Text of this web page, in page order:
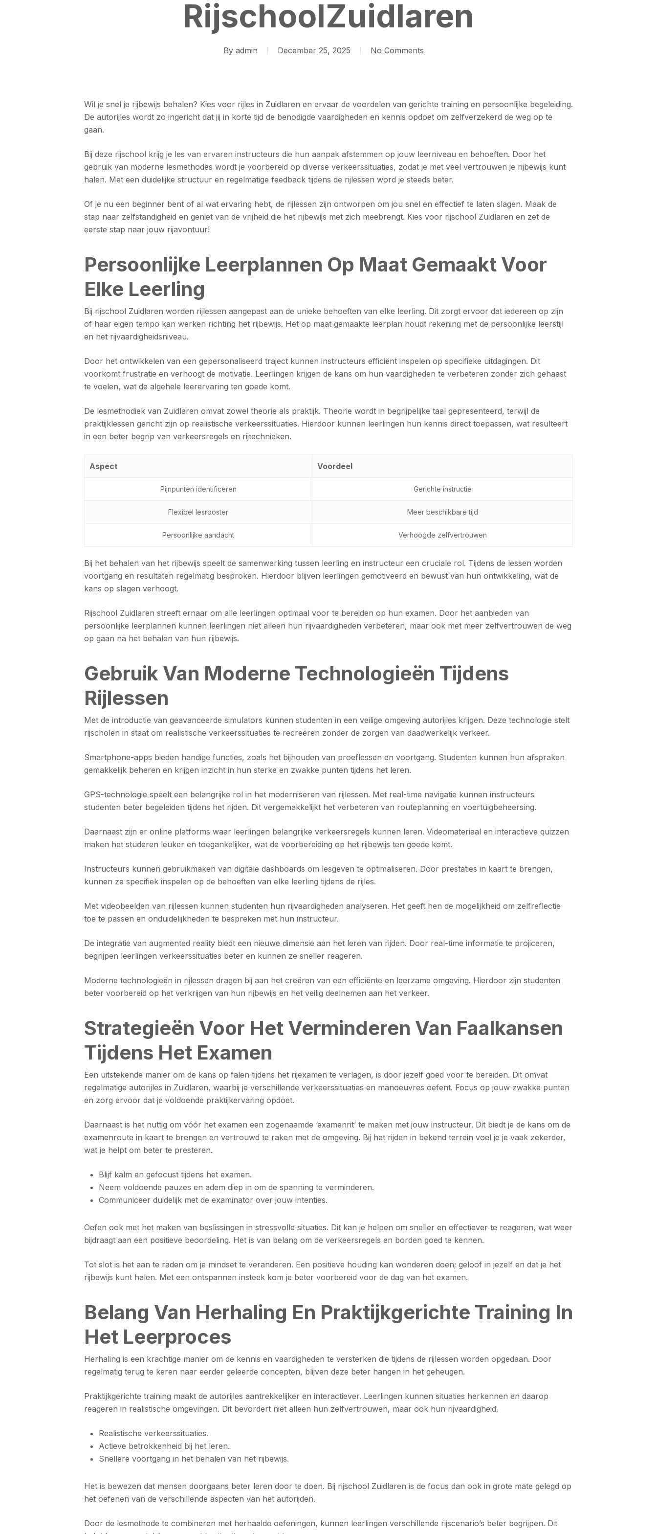
RijschoolZuidlaren
By admin December 25, 2025 No Comments
Wil je snel je rijbewijs behalen? Kies voor rijles in Zuidlaren en ervaar de voordelen van gerichte training en persoonlijke begeleiding.
De autorijles wordt zo ingericht dat jij in korte tijd de benodigde vaardigheden en kennis opdoet om zelfverzekerd de weg op te
gaan.
Bij deze rijschool krijg je les van ervaren instructeurs die hun aanpak afstemmen op jouw leerniveau en behoeften. Door het
gebruik van moderne lesmethodes wordt je voorbereid op diverse verkeerssituaties, zodat je met veel vertrouwen je rijbewijs kunt
halen. Met een duidelijke structuur en regelmatige feedback tijdens de rijlessen word je steeds beter.
Of je nu een beginner bent of al wat ervaring hebt, de rijlessen zijn ontworpen om jou snel en effectief te laten slagen. Maak de
stap naar zelfstandigheid en geniet van de vrijheid die het rijbewijs met zich meebrengt. Kies voor rijschool Zuidlaren en zet de
eerste stap naar jouw rijavontuur!
Persoonlijke Leerplannen Op Maat Gemaakt Voor
Elke Leerling
Bij rijschool Zuidlaren worden rijlessen aangepast aan de unieke behoeften van elke leerling. Dit zorgt ervoor dat iedereen op zijn
of haar eigen tempo kan werken richting het rijbewijs. Het op maat gemaakte leerplan houdt rekening met de persoonlijke leerstijl
en het rijvaardigheidsniveau.
Door het ontwikkelen van een gepersonaliseerd traject kunnen instructeurs efficiënt inspelen op specifieke uitdagingen. Dit
voorkomt frustratie en verhoogt de motivatie. Leerlingen krijgen de kans om hun vaardigheden te verbeteren zonder zich gehaast
te voelen, wat de algehele leerervaring ten goede komt.
De lesmethodiek van Zuidlaren omvat zowel theorie als praktijk. Theorie wordt in begrijpelijke taal gepresenteerd, terwijl de
praktijklessen gericht zijn op realistische verkeerssituaties. Hierdoor kunnen leerlingen hun kennis direct toepassen, wat resulteert
in een beter begrip van verkeersregels en rijtechnieken.
Aspect Voordeel
Pijnpunten identificeren Gerichte instructie
Flexibel lesrooster Meer beschikbare tijd
Persoonlijke aandacht Verhoogde zelfvertrouwen
Bij het behalen van het rijbewijs speelt de samenwerking tussen leerling en instructeur een cruciale rol. Tijdens de lessen worden
voortgang en resultaten regelmatig besproken. Hierdoor blijven leerlingen gemotiveerd en bewust van hun ontwikkeling, wat de
kans op slagen verhoogt.
Rijschool Zuidlaren streeft ernaar om alle leerlingen optimaal voor te bereiden op hun examen. Door het aanbieden van
persoonlijke leerplannen kunnen leerlingen niet alleen hun rijvaardigheden verbeteren, maar ook met meer zelfvertrouwen de weg
op gaan na het behalen van hun rijbewijs.
Gebruik Van Moderne Technologieën Tijdens
Rijlessen
Met de introductie van geavanceerde simulators kunnen studenten in een veilige omgeving autorijles krijgen. Deze technologie stelt
rijscholen in staat om realistische verkeerssituaties te recreëren zonder de zorgen van daadwerkelijk verkeer.
Smartphone-apps bieden handige functies, zoals het bijhouden van proeflessen en voortgang. Studenten kunnen hun afspraken
gemakkelijk beheren en krijgen inzicht in hun sterke en zwakke punten tijdens het leren.
GPS-technologie speelt een belangrijke rol in het moderniseren van rijlessen. Met real-time navigatie kunnen instructeurs
studenten beter begeleiden tijdens het rijden. Dit vergemakkelijkt het verbeteren van routeplanning en voertuigbeheersing.
Daarnaast zijn er online platforms waar leerlingen belangrijke verkeersregels kunnen leren. Videomateriaal en interactieve quizzen
maken het studeren leuker en toegankelijker, wat de voorbereiding op het rijbewijs ten goede komt.
Instructeurs kunnen gebruikmaken van digitale dashboards om lesgeven te optimaliseren. Door prestaties in kaart te brengen,
kunnen ze specifiek inspelen op de behoeften van elke leerling tijdens de rijles.
Met videobeelden van rijlessen kunnen studenten hun rijvaardigheden analyseren. Het geeft hen de mogelijkheid om zelfreflectie
toe te passen en onduidelijkheden te bespreken met hun instructeur.
De integratie van augmented reality biedt een nieuwe dimensie aan het leren van rijden. Door real-time informatie te projiceren,
begrijpen leerlingen verkeerssituaties beter en kunnen ze sneller reageren.
Moderne technologieën in rijlessen dragen bij aan het creëren van een efficiënte en leerzame omgeving. Hierdoor zijn studenten
beter voorbereid op het verkrijgen van hun rijbewijs en het veilig deelnemen aan het verkeer.
Strategieën Voor Het Verminderen Van Faalkansen
Tijdens Het Examen
Een uitstekende manier om de kans op falen tijdens het rijexamen te verlagen, is door jezelf goed voor te bereiden. Dit omvat
regelmatige autorijles in Zuidlaren, waarbij je verschillende verkeerssituaties en manoeuvres oefent. Focus op jouw zwakke punten
en zorg ervoor dat je voldoende praktijkervaring opdoet.
Daarnaast is het nuttig om vóór het examen een zogenaamde ‘examenrit’ te maken met jouw instructeur. Dit biedt je de kans om de
examenroute in kaart te brengen en vertrouwd te raken met de omgeving. Bij het rijden in bekend terrein voel je je vaak zekerder,
wat je helpt om beter te presteren.
Blijf kalm en gefocust tijdens het examen.
Neem voldoende pauzes en adem diep in om de spanning te verminderen.
Communiceer duidelijk met de examinator over jouw intenties.
Oefen ook met het maken van beslissingen in stressvolle situaties. Dit kan je helpen om sneller en effectiever te reageren, wat weer
bijdraagt aan een positieve beoordeling. Het is van belang om de verkeersregels en borden goed te kennen.
Tot slot is het aan te raden om je mindset te veranderen. Een positieve houding kan wonderen doen; geloof in jezelf en dat je het
rijbewijs kunt halen. Met een ontspannen insteek kom je beter voorbereid voor de dag van het examen.
Belang Van Herhaling En Praktijkgerichte Training In
Het Leerproces
Herhaling is een krachtige manier om de kennis en vaardigheden te versterken die tijdens de rijlessen worden opgedaan. Door
regelmatig terug te keren naar eerder geleerde concepten, blijven deze beter hangen in het geheugen.
Praktijkgerichte training maakt de autorijles aantrekkelijker en interactiever. Leerlingen kunnen situaties herkennen en daarop
reageren in realistische omgevingen. Dit bevordert niet alleen hun zelfvertrouwen, maar ook hun rijvaardigheid.
Realistische verkeerssituaties.
Actieve betrokkenheid bij het leren.
Snellere voortgang in het behalen van het rijbewijs.
Het is bewezen dat mensen doorgaans beter leren door te doen. Bij rijschool Zuidlaren is de focus dan ook in grote mate gelegd op
het oefenen van de verschillende aspecten van het autorijden.
Door de lesmethode te combineren met herhaalde oefeningen, kunnen leerlingen verschillende rijscenario’s beter begrijpen. Dit